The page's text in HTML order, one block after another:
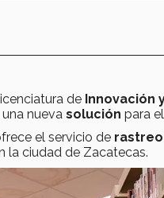
de Innovación
, una nueva solución para el
el servicio de
la ciudad de Zacatecas.